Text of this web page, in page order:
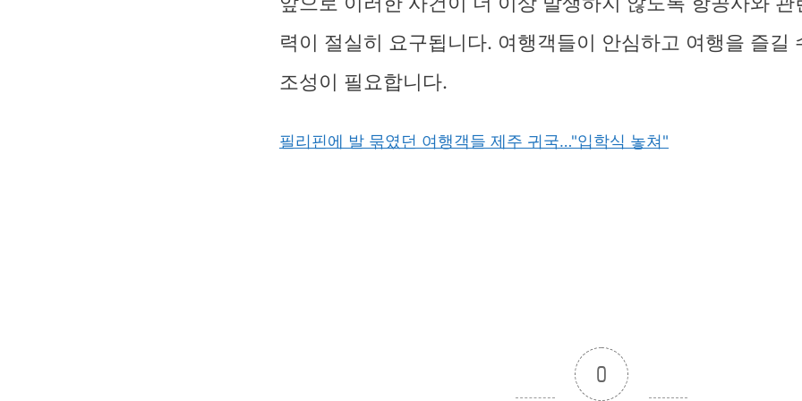
력이 절실히 요구됩니다. 여행객들이 안심하고 여행을 즐길
조성이 필요합니다.
필리핀에 발 묶였던 여행객들 제주 귀국…"입학식 놓쳐"
0